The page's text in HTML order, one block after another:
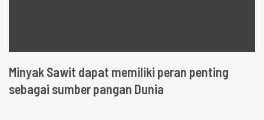
Minyak Sawit dapat memiliki peran penting
sebagai sumber pangan Dunia